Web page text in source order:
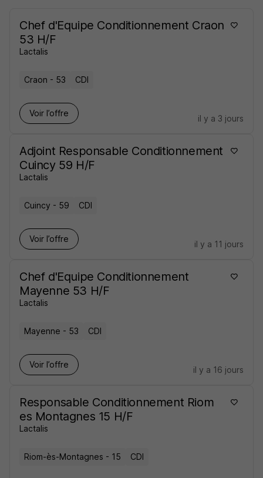
Chef d'Equipe Conditionnement Craon
53 H/F
Lactalis
Craon - 53 CDI
Voir l’offre
il y a 3 jours
Adjoint Responsable Conditionnement
Cuincy 59 H/F
Lactalis
Cuincy - 59 CDI
Voir l’offre
il y a 11 jours
Chef d'Equipe Conditionnement
Mayenne 53 H/F
Lactalis
Mayenne - 53 CDI
Voir l’offre
il y a 16 jours
Responsable Conditionnement Riom
es Montagnes 15 H/F
Lactalis
Riom-ès-Montagnes - 15 CDI